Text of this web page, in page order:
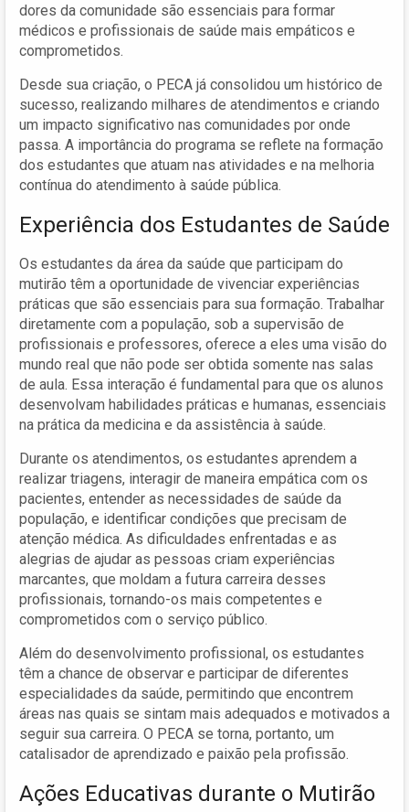
dores da comunidade são essenciais para formar
médicos e profissionais de saúde mais empáticos e
comprometidos.
Desde sua criação, o PECA já consolidou um histórico de
sucesso, realizando milhares de atendimentos e criando
um impacto significativo nas comunidades por onde
passa. A importância do programa se reflete na formação
dos estudantes que atuam nas atividades e na melhoria
contínua do atendimento à saúde pública.
Experiência dos Estudantes de Saúde
Os estudantes da área da saúde que participam do
mutirão têm a oportunidade de vivenciar experiências
práticas que são essenciais para sua formação. Trabalhar
diretamente com a população, sob a supervisão de
profissionais e professores, oferece a eles uma visão do
mundo real que não pode ser obtida somente nas salas
de aula. Essa interação é fundamental para que os alunos
desenvolvam habilidades práticas e humanas, essenciais
na prática da medicina e da assistência à saúde.
Durante os atendimentos, os estudantes aprendem a
realizar triagens, interagir de maneira empática com os
pacientes, entender as necessidades de saúde da
população, e identificar condições que precisam de
atenção médica. As dificuldades enfrentadas e as
alegrias de ajudar as pessoas criam experiências
marcantes, que moldam a futura carreira desses
profissionais, tornando-os mais competentes e
comprometidos com o serviço público.
Além do desenvolvimento profissional, os estudantes
têm a chance de observar e participar de diferentes
especialidades da saúde, permitindo que encontrem
áreas nas quais se sintam mais adequados e motivados a
seguir sua carreira. O PECA se torna, portanto, um
catalisador de aprendizado e paixão pela profissão.
Ações Educativas durante o Mutirão